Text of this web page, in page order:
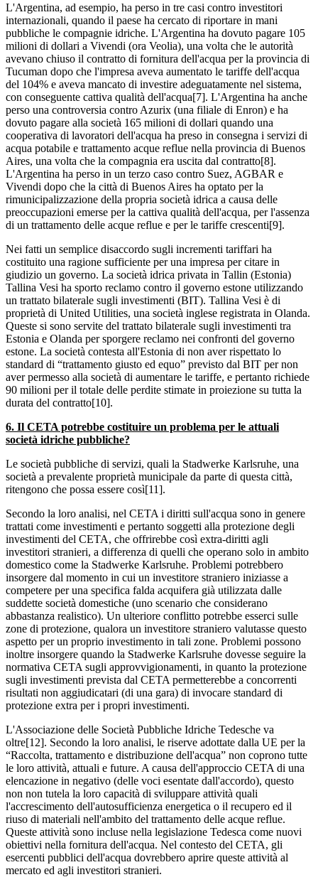
L'Argentina, ad esempio, ha perso in tre casi contro investitori
internazionali, quando il paese ha cercato di riportare in mani
pubbliche le compagnie idriche. L'Argentina ha dovuto pagare 105
milioni di dollari a Vivendi (ora Veolia), una volta che le autorità
avevano chiuso il contratto di fornitura dell'acqua per la provincia di
Tucuman dopo che l'impresa aveva aumentato le tariffe dell'acqua
del 104% e aveva mancato di investire adeguatamente nel sistema,
con conseguente cattiva qualità dell'acqua[7]. L'Argentina ha anche
perso una controversia contro Azurix (una filiale di Enron) e ha
dovuto pagare alla società 165 milioni di dollari quando una
cooperativa di lavoratori dell'acqua ha preso in consegna i servizi di
acqua potabile e trattamento acque reflue nella provincia di Buenos
Aires, una volta che la compagnia era uscita dal contratto[8].
L'Argentina ha perso in un terzo caso contro Suez, AGBAR e
Vivendi dopo che la città di Buenos Aires ha optato per la
rimunicipalizzazione della propria società idrica a causa delle
preoccupazioni emerse per la cattiva qualità dell'acqua, per l'assenza
di un trattamento delle acque reflue e per le tariffe crescenti[9].
Nei fatti un semplice disaccordo sugli incrementi tariffari ha
costituito una ragione sufficiente per una impresa per citare in
giudizio un governo. La società idrica privata in Tallin (Estonia)
Tallina Vesi ha sporto reclamo contro il governo estone utilizzando
un trattato bilaterale sugli investimenti (BIT). Tallina Vesi è di
proprietà di United Utilities, una società inglese registrata in Olanda.
Queste si sono servite del trattato bilaterale sugli investimenti tra
Estonia e Olanda per sporgere reclamo nei confronti del governo
estone. La società contesta all'Estonia di non aver rispettato lo
standard di “trattamento giusto ed equo” previsto dal BIT per non
aver permesso alla società di aumentare le tariffe, e pertanto richiede
90 milioni per il totale delle perdite stimate in proiezione su tutta la
durata del contratto[10].
6. Il CETA potrebbe costituire un problema per le attuali
società idriche pubbliche?
Le società pubbliche di servizi, quali la Stadwerke Karlsruhe, una
società a prevalente proprietà municipale da parte di questa città,
ritengono che possa essere così[11].
Secondo la loro analisi, nel CETA i diritti sull'acqua sono in genere
trattati come investimenti e pertanto soggetti alla protezione degli
investimenti del CETA, che offrirebbe così extra-diritti agli
investitori stranieri, a differenza di quelli che operano solo in ambito
domestico come la Stadwerke Karlsruhe. Problemi potrebbero
insorgere dal momento in cui un investitore straniero iniziasse a
competere per una specifica falda acquifera già utilizzata dalle
suddette società domestiche (uno scenario che considerano
abbastanza realistico). Un ulteriore conflitto potrebbe esserci sulle
zone di protezione, qualora un investitore straniero valutasse questo
aspetto per un proprio investimento in tali zone. Problemi possono
inoltre insorgere quando la Stadwerke Karlsruhe dovesse seguire la
normativa CETA sugli approvvigionamenti, in quanto la protezione
sugli investimenti prevista dal CETA permetterebbe a concorrenti
risultati non aggiudicatari (di una gara) di invocare standard di
protezione extra per i propri investimenti.
L'Associazione delle Società Pubbliche Idriche Tedesche va
oltre[12]. Secondo la loro analisi, le riserve adottate dalla UE per la
“Raccolta, trattamento e distribuzione dell'acqua” non coprono tutte
le loro attività, attuali e future. A causa dell'approccio CETA di una
elencazione in negativo (delle voci esentate dall'accordo), questo
non non tutela la loro capacità di sviluppare attività quali
l'accrescimento dell'autosufficienza energetica o il recupero ed il
riuso di materiali nell'ambito del trattamento delle acque reflue.
Queste attività sono incluse nella legislazione Tedesca come nuovi
obiettivi nella fornitura dell'acqua. Nel contesto del CETA, gli
esercenti pubblici dell'acqua dovrebbero aprire queste attività al
mercato ed agli investitori stranieri.